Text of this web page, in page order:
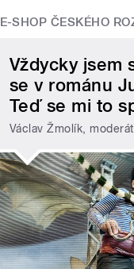
E-SHOP ČESKÉHO
Vždycky jsem
se v románu
Teď se mi to
Václav Žmolík,